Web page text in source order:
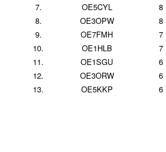
7.
OE5CYL
8
8.
OE3OPW
8
9.
OE7FMH
7
10.
OE1HLB
7
11.
OE1SGU
6
12.
OE3ORW
6
13.
OE5KKP 6